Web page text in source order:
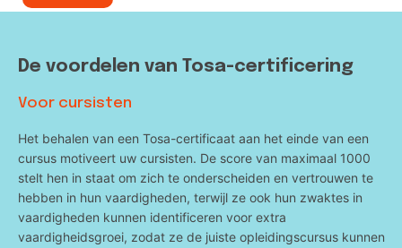
De voordelen van Tosa-certificering
Voor cursisten
Het behalen van een Tosa-certificaat aan het einde van een
cursus motiveert uw cursisten. De score van maximaal 1000
stelt hen in staat om zich te onderscheiden en vertrouwen te
hebben in hun vaardigheden, terwijl ze ook hun zwaktes in
vaardigheden kunnen identificeren voor extra
vaardigheidsgroei, zodat ze de juiste opleidingscursus kunnen